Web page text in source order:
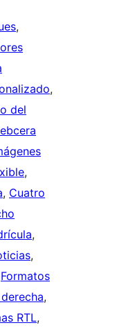
del
, Cuatro
Formatos
RTL